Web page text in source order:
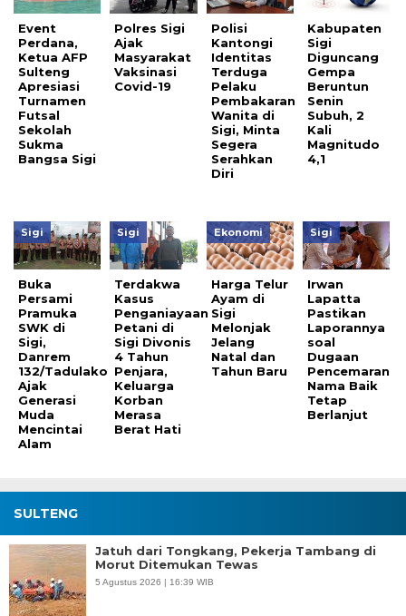
Event
Perdana,
Ketua AFP
Sulteng
Apresiasi
Turnamen
Futsal
Sekolah
Sukma
Bangsa Sigi
Polres Sigi
Ajak
Masyarakat
Vaksinasi
Covid-19
Polisi
Kantongi
Identitas
Terduga
Pelaku
Pembakaran
Wanita di
Sigi, Minta
Segera
Serahkan
Diri
Kabupaten
Sigi
Diguncang
Gempa
Beruntun
Senin
Subuh, 2
Kali
Magnitudo
4,1
Sigi
Buka
Persami
Pramuka
SWK di
Sigi,
Danrem
132/Tadulako
Ajak
Generasi
Muda
Mencintai
Alam
Sigi
Terdakwa
Kasus
Penganiayaan
Petani di
Sigi Divonis
4 Tahun
Penjara,
Keluarga
Korban
Merasa
Berat Hati
Ekonomi
Harga Telur
Ayam di
Sigi
Melonjak
Jelang
Natal dan
Tahun Baru
Sigi
Irwan
Lapatta
Pastikan
Laporannya
soal
Dugaan
Pencemaran
Nama Baik
Tetap
Berlanjut
SULTENG
Jatuh dari Tongkang, Pekerja Tambang di
Morut Ditemukan Tewas
5 Agustus 2026 | 16:39 WIB